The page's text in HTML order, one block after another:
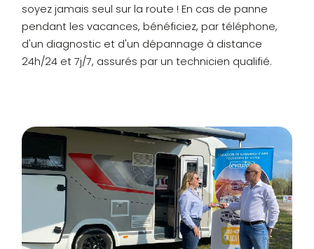
soyez jamais seul sur la route ! En cas de panne
pendant les vacances, bénéficiez, par téléphone,
d'un diagnostic et d'un dépannage à distance
24h/24 et 7j/7, assurés par un technicien qualifié.